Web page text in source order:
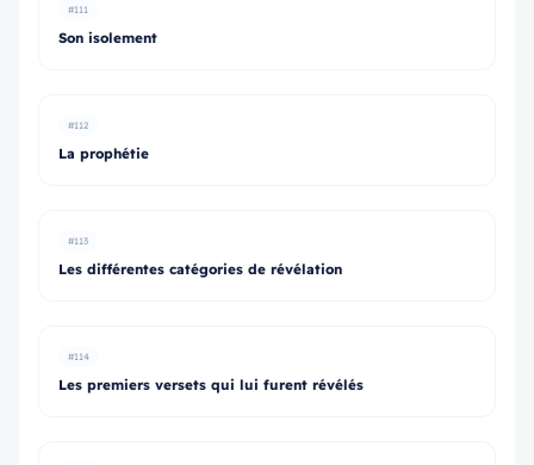
#111
Son isolement
#112
La prophétie
#113
Les différentes catégories de révélation
#114
Les premiers versets qui lui furent révélés